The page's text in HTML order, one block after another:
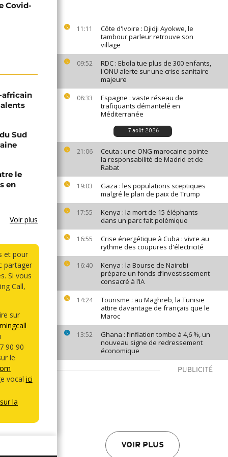
11:11
Côte d'Ivoire : Djidji Ayokwe, le
tambour parleur retrouve son
village
09:52
RDC : Ebola tue plus de 300 enfants,
l'ONU alerte sur une crise sanitaire
majeure
08:33
Espagne : vaste réseau de
trafiquants démantelé en
Méditerranée
7 août 2026
21:06
Ceuta : une ONG marocaine pointe
la responsabilité de Madrid et de
Rabat
19:03
Gaza : les populations sceptiques
malgré le plan de paix de Trump
17:55
Kenya : la mort de 15 éléphants
dans un parc fait polémique
16:55
Crise énergétique à Cuba : vivre au
rythme des coupures d'électricité
16:40
Kenya : la Bourse de Nairobi
prépare un fonds d’investissement
consacré à l’IA
14:24
Tourisme : au Maghreb, la Tunisie
attire davantage de français que le
Maroc
13:52
Ghana : l’inflation tombe à 4,6 %, un
nouveau signe de redressement
économique
PUBLICITÉ
VOIR PLUS
Covid-
africain
Sud
le
en
Voir plus
et pour
partager
Si vous
Call,
sur
90 90
le
vocal ici
la